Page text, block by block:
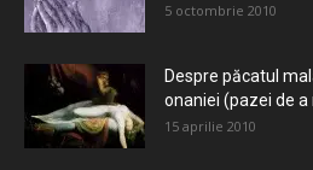
5 octombrie 2010
Despre păcatul
onaniei (pazei de a
15 aprilie 2010